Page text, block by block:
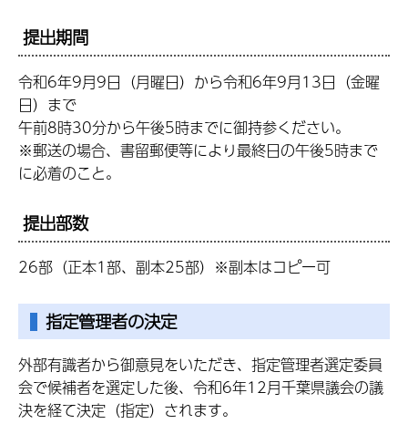
提出期間
令和6年9月9日（月曜日）から令和6年9月13日（金曜
日）まで
午前8時30分から午後5時までに御持参ください。
※郵送の場合、書留郵便等により最終日の午後5時まで
に必着のこと。
提出部数
26部（正本1部、副本25部）※副本はコピー可
指定管理者の決定
外部有識者から御意見をいただき、指定管理者選定委員
会で候補者を選定した後、令和6年12月千葉県議会の議
決を経て決定（指定）されます。